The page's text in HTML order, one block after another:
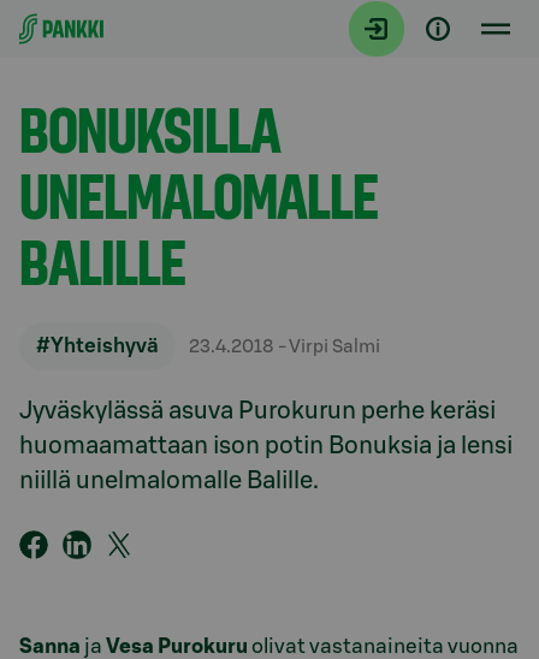
Siirry suoraan sisältöön
Artikkelit
BONUKSILLA
UNELMALOMALLE
BALILLE
#Yhteishyvä 23.4.2018 - Virpi Salmi
Jyväskylässä asuva Purokurun perhe keräsi
huomaamattaan ison potin Bonuksia ja lensi
niillä unelmalomalle Balille.
Sanna ja Vesa Purokuru olivat vastanaineita vuonna